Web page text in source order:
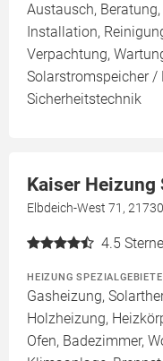
Austausch,
Installation,
Verpachtung,
Solarstromspeicher /
Sicherheitstechnik
Kaiser Heizung
Elbdeich-West 71,
4.5
HEIZUNG SPEZIALGEBIETE
Gasheizung,
Holzheizung,
Ofen, Badezimmer,